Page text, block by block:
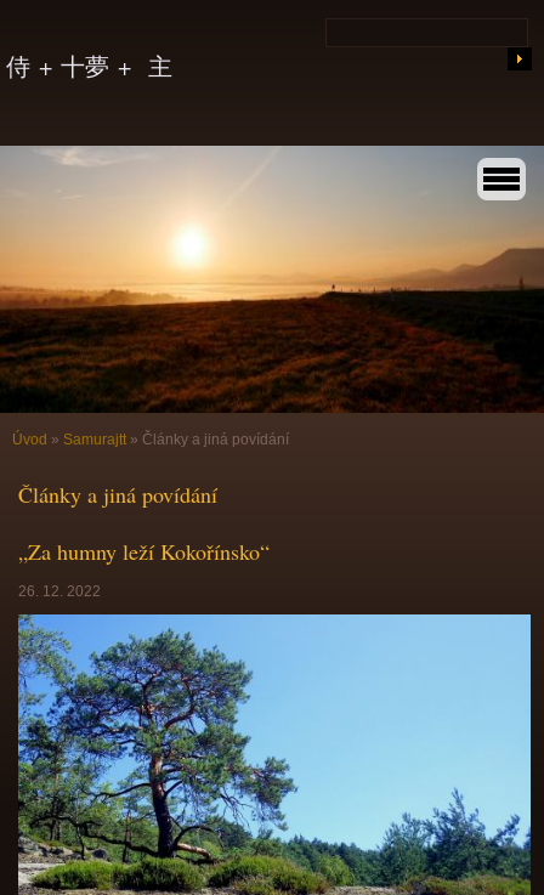
侍 + 十夢 + 主
Úvod » Samurajtt » Články a jiná povídání
Články a jiná povídání
„Za humny leží Kokořínsko“
26. 12. 2022